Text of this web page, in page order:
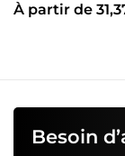
À partir de
Besoin